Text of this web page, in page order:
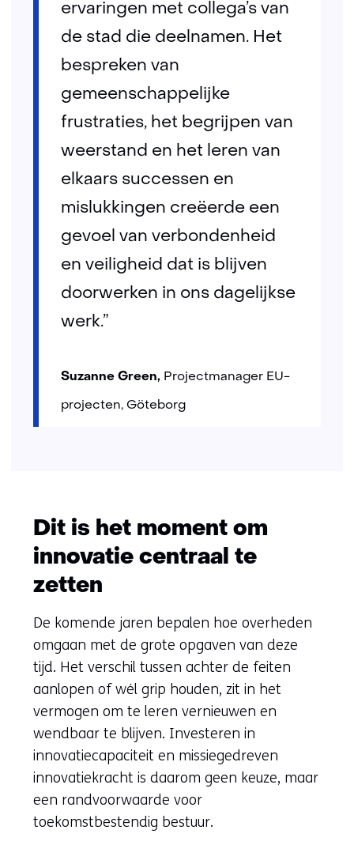
ervaringen met collega’s van
de stad die deelnamen. Het
bespreken van
gemeenschappelijke
frustraties, het begrijpen van
weerstand en het leren van
elkaars successen en
mislukkingen creëerde een
gevoel van verbondenheid
en veiligheid dat is blijven
doorwerken in ons dagelijkse
werk.”
Suzanne Green, Projectmanager EU-
projecten, Göteborg
Dit is het moment om
innovatie centraal te
zetten
De komende jaren bepalen hoe overheden
omgaan met de grote opgaven van deze
tijd. Het verschil tussen achter de feiten
aanlopen of wél grip houden, zit in het
vermogen om te leren vernieuwen en
wendbaar te blijven. Investeren in
innovatiecapaciteit en missiegedreven
innovatiekracht is daarom geen keuze, maar
een randvoorwaarde voor
toekomstbestendig bestuur.